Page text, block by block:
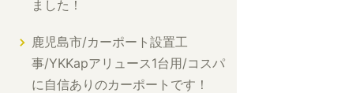
ました！
鹿児島市/カーポート設置工
事/YKKapアリュース1台用/コスパ
に自信ありのカーポートです！